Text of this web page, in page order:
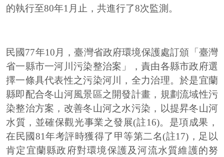
的執行至80年1月止，共進行了8次監測。
民國77年10月，臺灣省政府環境保護處訂頒「臺灣
省一縣市一河川污染整治案」，責由各縣市政府選
擇一條具代表性之污染河川，全力治理。於是宜蘭
縣即配合冬山河風景區之開發計畫，規劃流域性污
染整治方案，改善冬山河之水污染，以提昇冬山河
水質，並確保觀光事業之發展(註16)。是項成果，
在民國81年考評時獲得了甲等第二名(註17)，足以
肯定宜蘭縣政府對環境保護及河流水質維護的努